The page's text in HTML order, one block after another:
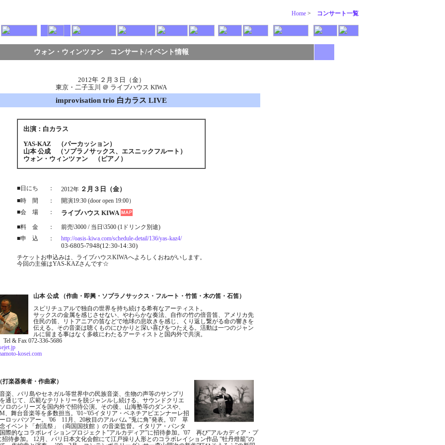
Home > コンサート一覧
ウォン・ウィンツァン コンサート/イベント情報
2012年 ２月３日（金）
東京・二子玉川 ＠ ライブハウス KIWA
improvisation trio 白カラス LIVE
出演：白カラス
YAS-KAZ （パーカッション）
山本 公成 （ソプラノサックス、エスニックフルート）
ウォン・ウィンツァン （ピアノ）
■日にち ： 2012年 ２月３日（金）
■時 間 ：
開演19:30 (door open 19:00）
■会 場
： ライブハウス KIWA
■料 金 ：
前売\3000 / 当日\3500 (1ドリンク別途)
■申 込
： http://oasis-kiwa.com/schedule-detail/136/yas-kaz4/
03-6805-7948(12:30-14:30)
チケットお申込みは、ライブハウスKIWAへよろしくおねがいします。
今回の主催はYAS-KAZさんです☆
山本 公成 （作曲・即興・ソプラノサックス・フルート・竹笛・木の笛・石笛）
スピリチュアルで独自の世界を持ち続ける希有なアーティスト。
サックスの金属を感じさせない、やわらかな奏法、自作の竹の倍音笛、アメリカ先
住民の笛、リトアニアの笛などで地球の息吹きを感じ、くり返し繋がる命の響きを
伝える。その音楽は聴くものにひかりと深い喜びをつたえる。活動は一つのジャン
ルに留まる事はなく多岐にわたるアーティストと国内外で共演。
& Fax 072-336-5686
kosei.com
楽器奏者・作曲家）
楽、バリ島やセネガル等世界中の民族音楽、生物の声等のサンプリ
通じて、広範なテリトリーを脱ジャンルし続ける、サウンドクリエ
ロのシリーズを国内外で招待公演。その後、山海塾等のダンスや、
、舞台音楽等を多数担当。'01~'05イタリア・ベネチアビエンナーレ招
ロッパツアー。 '06 11月、20枚目のアルバム "兎に角"発表。'07 草
イベント「創流祭」（両国国技館 ）の音楽監督。イタリア・パンタ
際的なコラボレイションプロジェクト”アルカディア”に招待参加。'07 再び”アルカディア・プ
招待参加。 12月、パリ日本文化会館にて江戸操り人形とのコラボレイション作品 ”牡丹燈籠”の